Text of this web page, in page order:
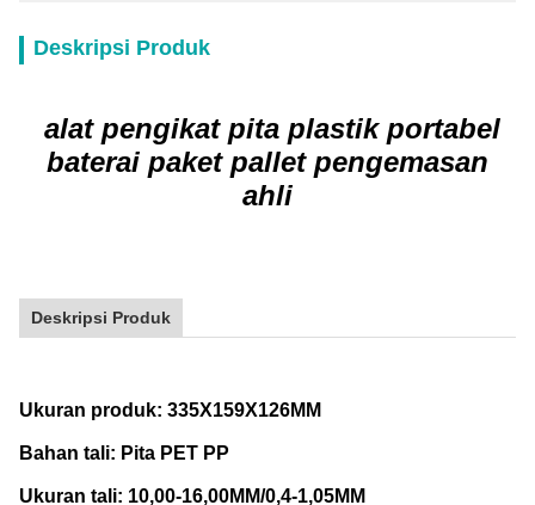
Deskripsi Produk
alat pengikat pita plastik portabel
baterai paket pallet pengemasan
ahli
Deskripsi Produk
Ukuran produk: 335X159X126MM
Bahan tali: Pita PET PP
Ukuran tali: 10,00-16,00MM/0,4-1,05MM